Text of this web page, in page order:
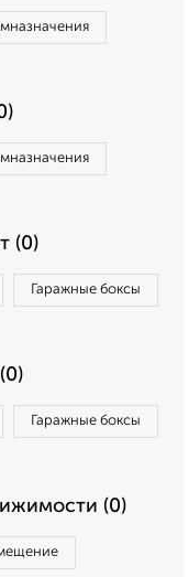
(0)
Гаражные боксы
Гаражные боксы
(0)